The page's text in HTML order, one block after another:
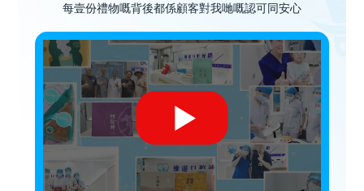
每壹份禮物嘅背後都係顧客對我哋嘅認可同安心